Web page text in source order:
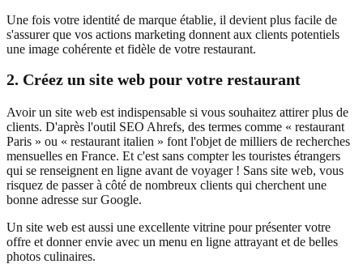
Une fois votre identité de marque établie, il devient plus facile de
s'assurer que vos actions marketing donnent aux clients potentiels
une image cohérente et fidèle de votre restaurant.
2. Créez un site web pour votre restaurant
Avoir un site web est indispensable si vous souhaitez attirer plus de
clients. D'après l'outil SEO Ahrefs, des termes comme « restaurant
Paris » ou « restaurant italien » font l'objet de milliers de recherches
mensuelles en France. Et c'est sans compter les touristes étrangers
qui se renseignent en ligne avant de voyager ! Sans site web, vous
risquez de passer à côté de nombreux clients qui cherchent une
bonne adresse sur Google.
Un site web est aussi une excellente vitrine pour présenter votre
offre et donner envie avec un menu en ligne attrayant et de belles
photos culinaires.